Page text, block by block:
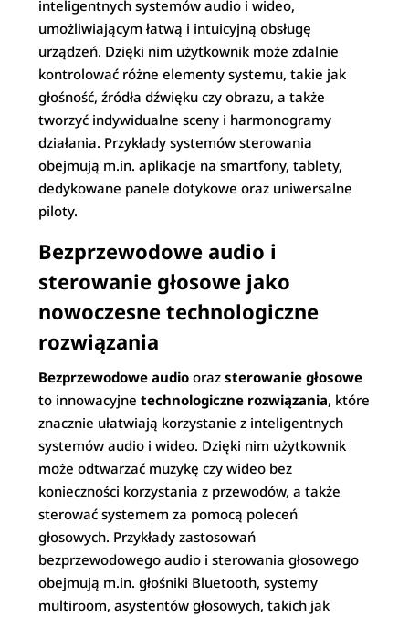
inteligentnych systemów audio i wideo,
umożliwiającym łatwą i intuicyjną obsługę
urządzeń. Dzięki nim użytkownik może zdalnie
kontrolować różne elementy systemu, takie jak
głośność, źródła dźwięku czy obrazu, a także
tworzyć indywidualne sceny i harmonogramy
działania. Przykłady systemów sterowania
obejmują m.in. aplikacje na smartfony, tablety,
dedykowane panele dotykowe oraz uniwersalne
piloty.
Bezprzewodowe audio i
sterowanie głosowe jako
nowoczesne technologiczne
rozwiązania
Bezprzewodowe audio orazsterowanie głosowe
to innowacyjnetechnologiczne rozwiązania, które
znacznie ułatwiają korzystanie z inteligentnych
systemów audio i wideo. Dzięki nim użytkownik
może odtwarzać muzykę czy wideo bez
konieczności korzystania z przewodów, a także
sterować systemem za pomocą poleceń
głosowych. Przykłady zastosowań
bezprzewodowego audio i sterowania głosowego
obejmują m.in. głośniki Bluetooth, systemy
multiroom, asystentów głosowych, takich jak